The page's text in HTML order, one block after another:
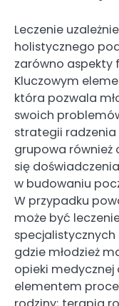
Leczenie
holistycznego
zarówno aspekty
Kluczowym
która pozwala
swoich
strategii
grupowa również
się
w budowaniu
W przypadku
może być
gdzie młodzież
opieki medycznej
elementem